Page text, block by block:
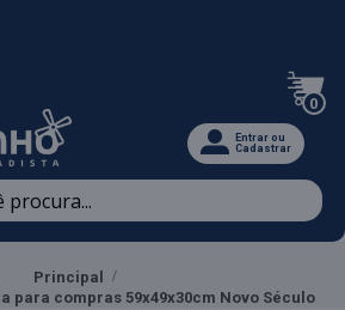
0
Entrar ou
Cadastrar
Principal
para compras 59x49x30cm Novo Século